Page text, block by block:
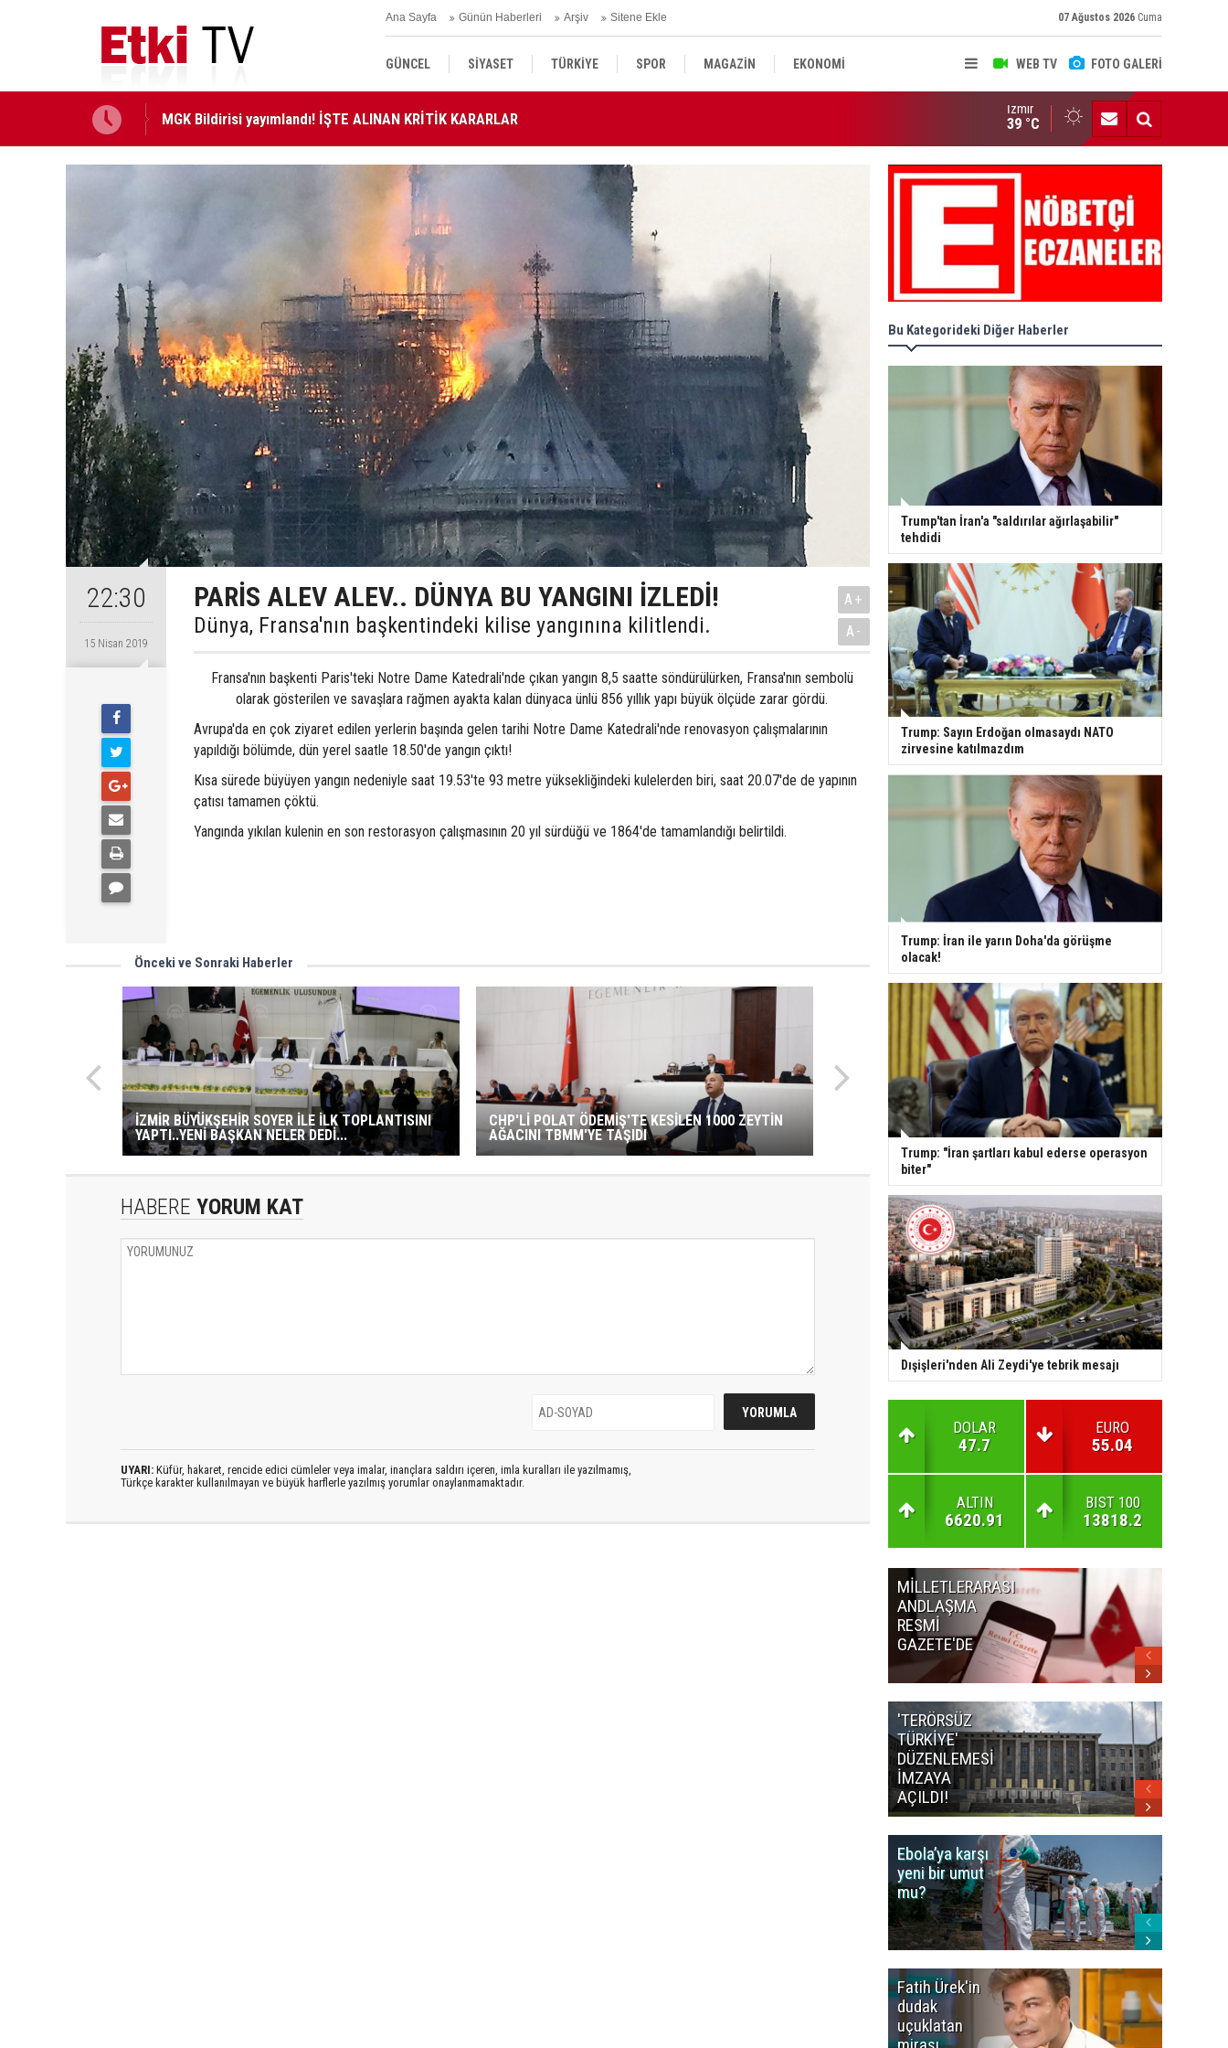
Ana Sayfa Günün Haberleri Arşiv Sitene Ekle 07 Ağustos 2026 Cuma
WEB TV FOTO GALERİ
GÜNCEL SİYASET TÜRKİYE SPOR MAGAZİN EKONOMİ
KÜLTÜR SANAT MİLLETLERARASI ANDLAŞMA RESMİ GAZETE'DE
İzmir
39 °C
22:30
15 Nisan 2019
PARİS ALEV ALEV.. DÜNYA BU YANGINI İZLEDİ!
Dünya, Fransa'nın başkentindeki kilise yangınına kilitlendi.
A+
A-
Fransa'nın başkenti Paris'teki Notre Dame Katedrali'nde çıkan yangın 8,5 saatte söndürülürken, Fransa'nın sembolü
olarak gösterilen ve savaşlara rağmen ayakta kalan dünyaca ünlü 856 yıllık yapı büyük ölçüde zarar gördü.
Avrupa'da en çok ziyaret edilen yerlerin başında gelen tarihi Notre Dame Katedrali'nde renovasyon çalışmalarının
yapıldığı bölümde, dün yerel saatle 18.50'de yangın çıktı!
Kısa sürede büyüyen yangın nedeniyle saat 19.53'te 93 metre yüksekliğindeki kulelerden biri, saat 20.07'de de yapının
çatısı tamamen çöktü.
Yangında yıkılan kulenin en son restorasyon çalışmasının 20 yıl sürdüğü ve 1864'de tamamlandığı belirtildi.
Önceki ve Sonraki Haberler
İZMİR BÜYÜKŞEHİR SOYER İLE İLK TOPLANTISINI
YAPTI..YENİ BAŞKAN NELER DEDİ...
CHP'Lİ POLAT ÖDEMİŞ'TE KESİLEN 1000 ZEYTİN
AĞACINI TBMM'YE TAŞIDI
HABERE YORUM KAT
UYARI: Küfür, hakaret, rencide edici cümleler veya imalar, inançlara saldırı içeren, imla kuralları ile yazılmamış,
Türkçe karakter kullanılmayan ve büyük harflerle yazılmış yorumlar onaylanmamaktadır.
Bu Kategorideki Diğer Haberler
Trump'tan İran'a "saldırılar ağırlaşabilir"
tehdidi
Trump: Sayın Erdoğan olmasaydı NATO
zirvesine katılmazdım
Trump: İran ile yarın Doha'da görüşme
olacak!
Trump: "İran şartları kabul ederse operasyon
biter"
Dışişleri'nden Ali Zeydi'ye tebrik mesajı
DOLAR
47.7
EURO
55.04
ALTIN
6620.91
BIST 100
13818.2
MİLLETLERARASI
ANDLAŞMA
RESMİ
GAZETE'DE
'TERÖRSÜZ
TÜRKİYE'
DÜZENLEMESİ
İMZAYA
AÇILDI!
Ebola’ya karşı
yeni bir umut
mu?
Fatih Ürek'in
dudak
uçuklatan